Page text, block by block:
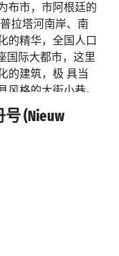
林港
巡航
利港
巡航
布市，市阿根廷的
拉塔河南岸、南
的精华，全国人口
国际大都市，这里
的建筑，极 具当
格的大街小巷。
处可见。她既不
一座神奇的城
空气”。西边就是
，气候宜人。这里
游的旅游景点有圣
(Nieuw